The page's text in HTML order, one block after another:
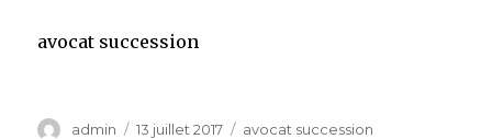
avocat succession
Auteur
admin
Publié
13 juillet 2017 Catégories
avocat succession